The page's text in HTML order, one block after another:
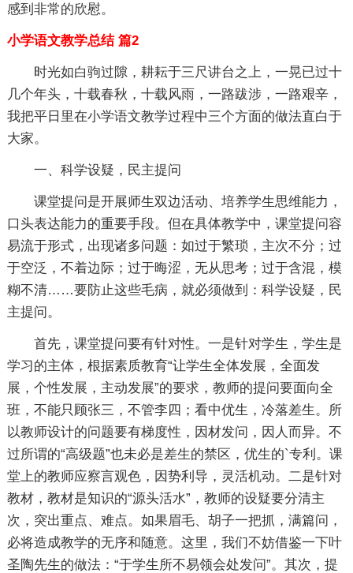
感到非常的欣慰。
小学语文教学总结 篇2
时光如白驹过隙，耕耘于三尺讲台之上，一晃已过十
几个年头，十载春秋，十载风雨，一路跋涉，一路艰辛，
我把平日里在小学语文教学过程中三个方面的做法直白于
大家。
一、科学设疑，民主提问
课堂提问是开展师生双边活动、培养学生思维能力，
口头表达能力的重要手段。但在具体教学中，课堂提问容
易流于形式，出现诸多问题：如过于繁琐，主次不分；过
于空泛，不着边际；过于晦涩，无从思考；过于含混，模
糊不清……要防止这些毛病，就必须做到：科学设疑，民
主提问。
首先，课堂提问要有针对性。一是针对学生，学生是
学习的主体，根据素质教育“让学生全体发展，全面发
展，个性发展，主动发展”的要求，教师的提问要面向全
班，不能只顾张三，不管李四；看中优生，冷落差生。所
以教师设计的问题要有梯度性，因材发问，因人而异。不
过所谓的“高级题”也未必是差生的禁区，优生的`专利。课
堂上的教师应察言观色，因势利导，灵活机动。二是针对
教材，教材是知识的“源头活水”，教师的设疑要分清主
次，突出重点、难点。如果眉毛、胡子一把抓，满篇问，
必将造成教学的无序和随意。这里，我们不妨借鉴一下叶
圣陶先生的做法：“于学生所不易领会处发问”。其次，提